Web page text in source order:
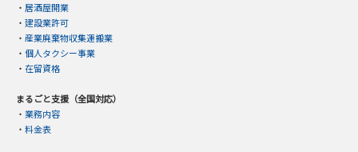
・ 居酒屋開業
・ 建設業許可
・ 産業廃棄物収集運搬業
・ 個人タクシー事業
・ 在留資格
まるごと支援（全国対応）
・ 業務内容
・ 料金表